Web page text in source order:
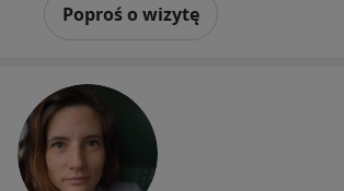
Poproś o wizytę